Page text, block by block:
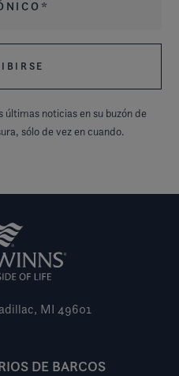
noticias en su buzón de
sólo de vez en cuando.
MI 49601
DE BARCOS